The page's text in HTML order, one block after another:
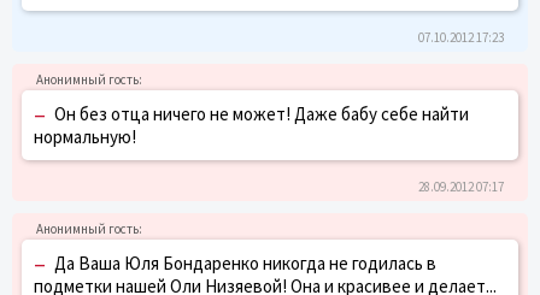
07.10.2012 17:23
– Он без отца ничего не может! Даже бабу себе найти
нормальную!
28.09.2012 07:17
– Да Ваша Юля Бондаренко никогда не годилась в
подметки нашей Оли Низяевой! Она и красивее и делает...